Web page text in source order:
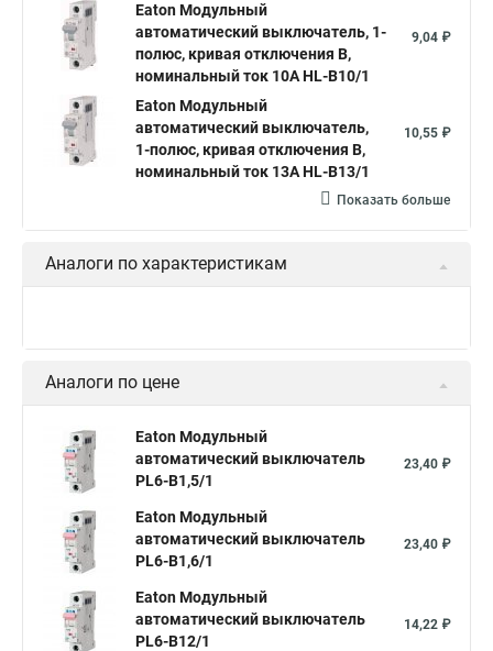
Eaton Модульный
автоматический выключатель, 1-
полюс, кривая отключения B,
номинальный ток 10А HL-B10/1
9,04 ₽
Eaton Модульный
автоматический выключатель,
1-полюс, кривая отключения B,
номинальный ток 13А HL-B13/1
10,55 ₽
Показать больше
Аналоги по характеристикам
Аналоги по цене
Eaton Модульный
автоматический выключатель
PL6-B1,5/1
23,40 ₽
Eaton Модульный
автоматический выключатель
PL6-B1,6/1
23,40 ₽
Eaton Модульный
автоматический выключатель
PL6-B12/1
14,22 ₽